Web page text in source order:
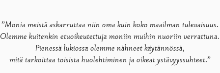
”Monia meistä askarruttaa niin oma kuin koko maailman tulevaisuus.
Olemme kuitenkin etuoikeutettuja moniin muihin nuoriin verrattuna.
Pienessä lukiossa olemme nähneet käytännössä,
mitä tarkoittaa toisista huolehtiminen ja oikeat ystävyyssuhteet.”